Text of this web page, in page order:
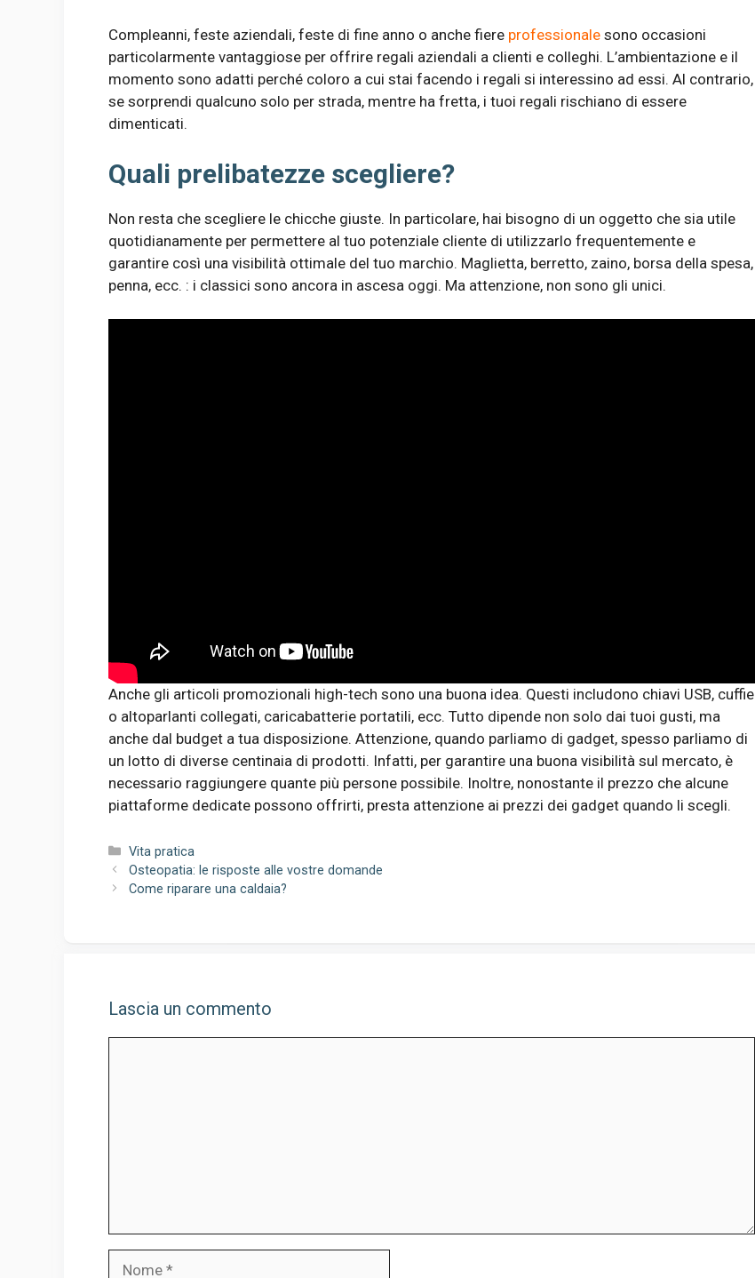
Compleanni, feste aziendali, feste di fine anno o anche fiere professionale sono occasioni
particolarmente vantaggiose per offrire regali aziendali a clienti e colleghi. L’ambientazione e il
momento sono adatti perché coloro a cui stai facendo i regali si interessino ad essi. Al contrario,
se sorprendi qualcuno solo per strada, mentre ha fretta, i tuoi regali rischiano di essere
dimenticati.
Quali prelibatezze scegliere?
Non resta che scegliere le chicche giuste. In particolare, hai bisogno di un oggetto che sia utile
quotidianamente per permettere al tuo potenziale cliente di utilizzarlo frequentemente e
garantire così una visibilità ottimale del tuo marchio. Maglietta, berretto, zaino, borsa della spesa,
penna, ecc. : i classici sono ancora in ascesa oggi. Ma attenzione, non sono gli unici.
Anche gli articoli promozionali high-tech sono una buona idea. Questi includono chiavi USB, cuffie
o altoparlanti collegati, caricabatterie portatili, ecc. Tutto dipende non solo dai tuoi gusti, ma
anche dal budget a tua disposizione. Attenzione, quando parliamo di gadget, spesso parliamo di
un lotto di diverse centinaia di prodotti. Infatti, per garantire una buona visibilità sul mercato, è
necessario raggiungere quante più persone possibile. Inoltre, nonostante il prezzo che alcune
piattaforme dedicate possono offrirti, presta attenzione ai prezzi dei gadget quando li scegli.
Categorie
Vita pratica
Osteopatia: le risposte alle vostre domande
Come riparare una caldaia?
Lascia un commento